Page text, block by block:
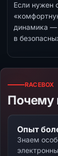
Если нужен
динамика —
в
RACEBOX
Почему
Опыт
Знаем